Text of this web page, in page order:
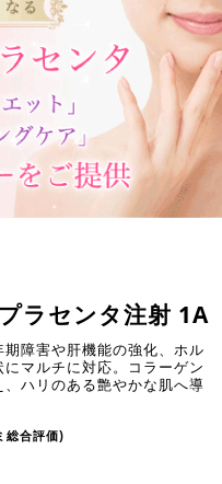
ラセンタ注射 1A
障害や肝機能の強化、ホル
マルチに対応。コラーゲン
ハリのある艶やかな肌へ導
総合評価)